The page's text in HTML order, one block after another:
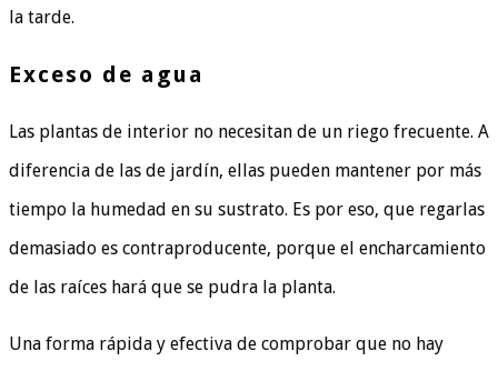
la tarde.
Exceso de agua
Las plantas de interior no necesitan de un riego frecuente. A
diferencia de las de jardín, ellas pueden mantener por más
tiempo la humedad en su sustrato. Es por eso, que regarlas
demasiado es contraproducente, porque el encharcamiento
de las raíces hará que se pudra la planta.
Una forma rápida y efectiva de comprobar que no hay